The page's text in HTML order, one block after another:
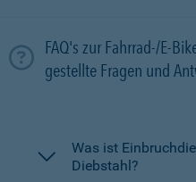
FAQ's zur Fahrrad-/E-
gestellte Fragen und
Was ist
Diebstahl?